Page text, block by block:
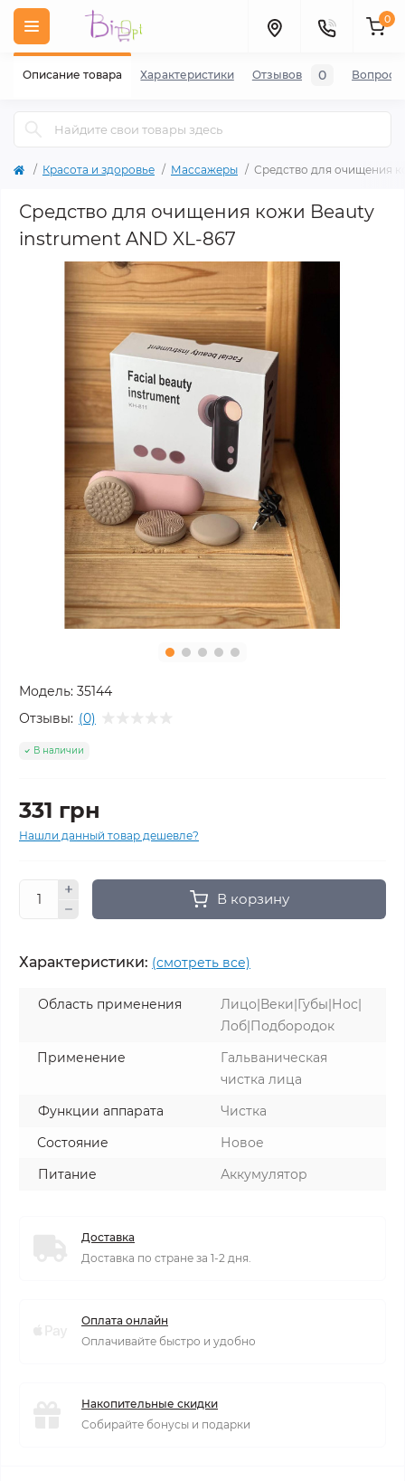
0
Красота и здоровье Массажеры Средство для очищения
Средство для очищения кожи Beauty
instrument AND XL-867
Модель: 35144
Отзывы: (0)
В наличии
331 грн
Нашли данный товар дешевле?
В корзину
Характеристики: (смотреть все)
Область применения
Лицо|Веки|Губы|Нос|
Лоб|Подбородок
Применение
Гальваническая
чистка лица
Функции аппарата
Чистка
Состояние
Новое
Питание
Аккумулятор
Доставка
Доставка по стране за 1-2 дня.
Оплата онлайн
Оплачивайте быстро и удобно
Накопительные скидки
Собирайте бонусы и подарки
Описание товара Характеристики Отзывов 0 Вопросы